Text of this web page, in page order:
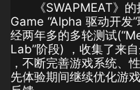
《SWAPMEAT》
Game “Alpha 驱动开发
经两年多的多轮测试
Lab”阶段) ，收集了来
，不断完善游戏系统、
先体验期间继续优化游